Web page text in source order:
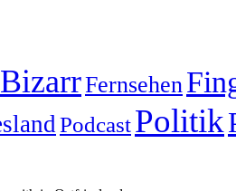
BizarrFernsehen
PodcastPolitik